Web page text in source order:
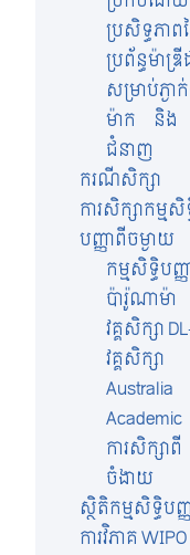
ប្រសិទ្ធភាព
ប្រព័ន្ធម៉ាឌ្
សម្រាប់ភ្ងា
ម៉ាក និង
ជំនាញ
ករណីសិក្សា
ការសិក្សាកម្មសិ
បញ្ញាពីចម្ងាយ
កម្មសិទ្ធិបញ្
ប៉ារ៉ូណាម៉ា
វគ្គសិក្សា
វគ្គសិក្សា
Australia
Academic
ការសិក្សាពី
ចំងាយ
ស្ថិតិកម្មសិទ្ធិបញ្
ការវិភាគ